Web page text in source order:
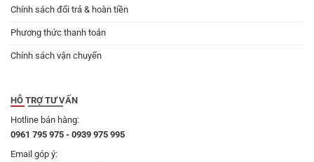
Chính sách đổi trả & hoàn tiền
Phương thức thanh toán
Chính sách vận chuyển
HỖ TRỢ TƯ VẤN
Hotline bán hàng:
0961 795 975 - 0939 975 995
Email góp ý: